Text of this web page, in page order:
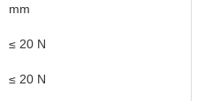
mm
≤ 20 N
≤ 20 N